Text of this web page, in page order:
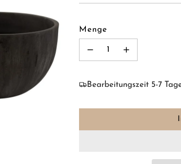
Menge
Bearbeitungszeit 5-7